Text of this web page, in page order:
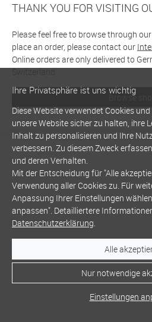
THANK YOU FOR VISITING
Please feel free to browse through
place an order, please contact our
Online orders are only delivered to
Switzerland
Browse shop
Ihre Privatsphäre ist uns wichtig
Diese Website verwendet Cookies
unsere Website sicher zu halten, ihre
Inhalt zu personalisieren und Ihre
verbessern. Zu diesem Zweck
und deren Verhalten.
Mit der Entscheidung für "Alle
Verwendung aller Cookies zu. Für
Anpassung Ihrer Einstellungen
anpassen". Detailliertere
Datenschutzerklärung.
Alle
Nur notwendige
Einstellungen